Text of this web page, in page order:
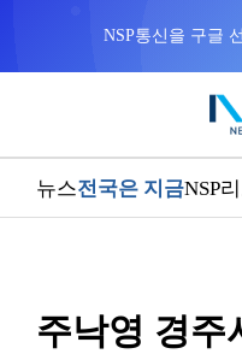
NSP통신을 구글
뉴스전국은 지금NSP
주낙영 경주